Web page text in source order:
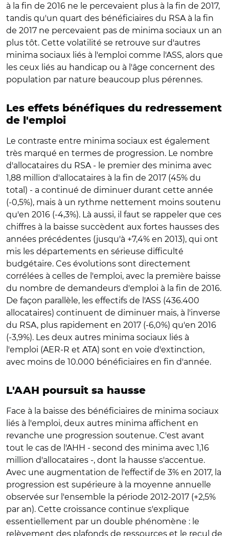
à la fin de 2016 ne le percevaient plus à la fin de 2017,
tandis qu'un quart des bénéficiaires du RSA à la fin
de 2017 ne percevaient pas de minima sociaux un an
plus tôt. Cette volatilité se retrouve sur d'autres
minima sociaux liés à l'emploi comme l'ASS, alors que
les ceux liés au handicap ou à l'âge concernent des
population par nature beaucoup plus pérennes.
Les effets bénéfiques du redressement
de l'emploi
Le contraste entre minima sociaux est également
très marqué en termes de progression. Le nombre
d'allocataires du RSA - le premier des minima avec
1,88 million d'allocataires à la fin de 2017 (45% du
total) - a continué de diminuer durant cette année
(-0,5%), mais à un rythme nettement moins soutenu
qu'en 2016 (-4,3%). Là aussi, il faut se rappeler que ces
chiffres à la baisse succèdent aux fortes hausses des
années précédentes (jusqu'à +7,4% en 2013), qui ont
mis les départements en sérieuse difficulté
budgétaire. Ces évolutions sont directement
corrélées à celles de l'emploi, avec la première baisse
du nombre de demandeurs d'emploi à la fin de 2016.
De façon parallèle, les effectifs de l'ASS (436.400
allocataires) continuent de diminuer mais, à l'inverse
du RSA, plus rapidement en 2017 (-6,0%) qu'en 2016
(-3,9%). Les deux autres minima sociaux liés à
l'emploi (AER-R et ATA) sont en voie d'extinction,
avec moins de 10.000 bénéficiaires en fin d'année.
L'AAH poursuit sa hausse
Face à la baisse des bénéficiaires de minima sociaux
liés à l'emploi, deux autres minima affichent en
revanche une progression soutenue. C'est avant
tout le cas de l'AHH - second des minima avec 1,16
million d'allocataires -, dont la hausse s'accentue.
Avec une augmentation de l'effectif de 3% en 2017, la
progression est supérieure à la moyenne annuelle
observée sur l'ensemble la période 2012-2017 (+2,5%
par an). Cette croissance continue s'explique
essentiellement par un double phénomène : le
relèvement des plafonds de ressources et le recul de